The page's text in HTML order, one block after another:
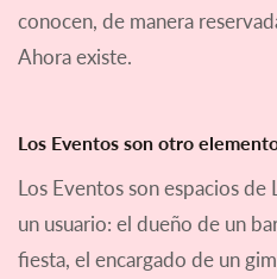
conocen, de manera
Ahora existe.
Los Eventos son otro
Los Eventos son espacios
un usuario: el dueño de un
fiesta, el encargado de un